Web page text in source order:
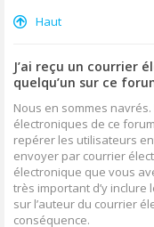
Haut
J’ai reçu un courrier
quelqu’un sur ce
Nous en sommes
électroniques de ce
repérer les utilisateurs
envoyer par courrier
électronique que vous
très important d’y
sur l’auteur du courrier
conséquence.